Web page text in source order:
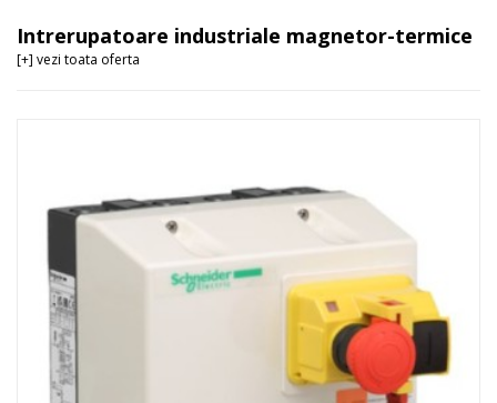
Intrerupatoare industriale magnetor-termice
[+] vezi toata oferta